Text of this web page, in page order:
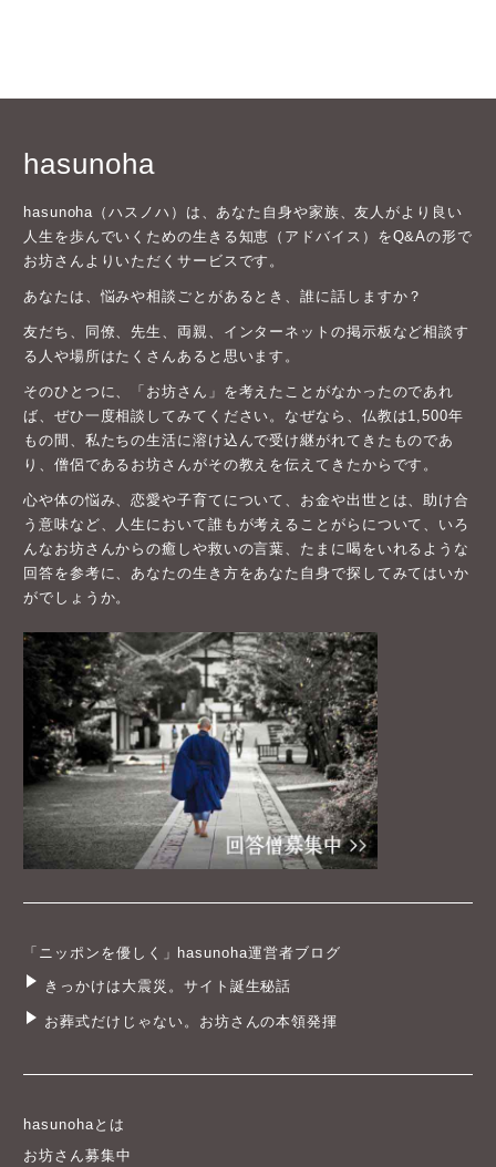
hasunoha
hasunoha（ハスノハ）は、あなた自身や家族、友人がより良い
人生を歩んでいくための生きる知恵（アドバイス）をQ&Aの形で
お坊さんよりいただくサービスです。
あなたは、悩みや相談ごとがあるとき、誰に話しますか？
友だち、同僚、先生、両親、インターネットの掲示板など相談す
る人や場所はたくさんあると思います。
そのひとつに、「お坊さん」を考えたことがなかったのであれ
ば、ぜひ一度相談してみてください。なぜなら、仏教は1,500年
もの間、私たちの生活に溶け込んで受け継がれてきたものであ
り、僧侶であるお坊さんがその教えを伝えてきたからです。
心や体の悩み、恋愛や子育てについて、お金や出世とは、助け合
う意味など、人生において誰もが考えることがらについて、いろ
んなお坊さんからの癒しや救いの言葉、たまに喝をいれるような
回答を参考に、あなたの生き方をあなた自身で探してみてはいか
がでしょうか。
「ニッポンを優しく」hasunoha運営者ブログ
きっかけは大震災。サイト誕生秘話
お葬式だけじゃない。お坊さんの本領発揮
hasunohaとは
お坊さん募集中